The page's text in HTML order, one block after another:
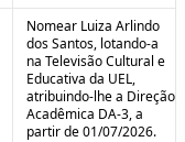
Nomear Luiza Arlindo
dos Santos, lotando-a
na Televisão Cultural e
Educativa da UEL,
atribuindo-lhe a Direção
Acadêmica DA-3, a
partir de 01/07/2026.